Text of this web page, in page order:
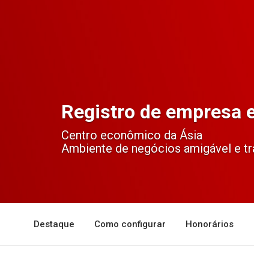
Registro de empresa
Centro econômico da Ásia
Ambiente de negócios amigável e
Destaque Como configurar Honorários